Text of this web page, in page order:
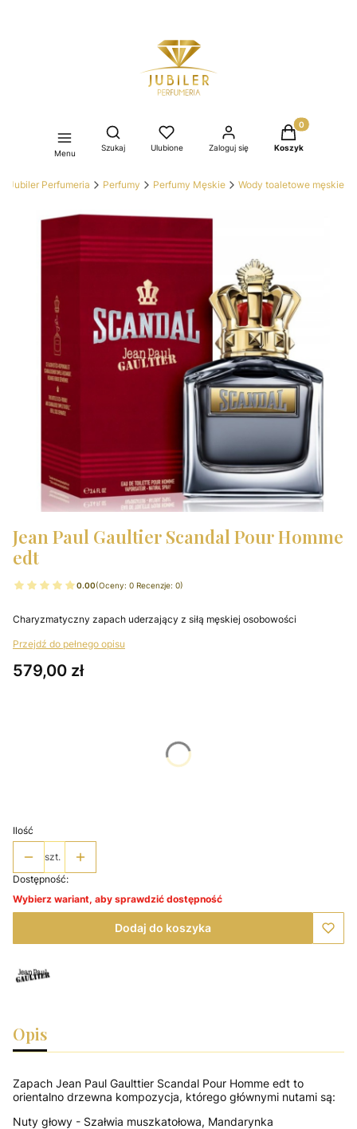
Menu
Otwórz wyszukiwarkę
Szukaj Ulubione Zaloguj się
Produkty w
Koszyk
Jubiler Perfumeria Perfumy Perfumy Męskie Wody toaletowe męskie
Jean Paul Gaultier Scandal Pour Homme
edt
0.00(Oceny: 0 Recenzje: 0)
Charyzmatyczny zapach uderzający z siłą męskiej osobowości
Przejdź do pełnego opisu
Cena
579,00 zł
Ilość
szt.
Dostępność:
Wybierz wariant, aby sprawdzić dostępność
Dodaj do koszyka
Opis
Zapach Jean Paul Gaulttier Scandal Pour Homme edt to
orientalno drzewna kompozycja, którego głównymi nutami są:
Nuty głowy - Szałwia muszkatołowa, Mandarynka